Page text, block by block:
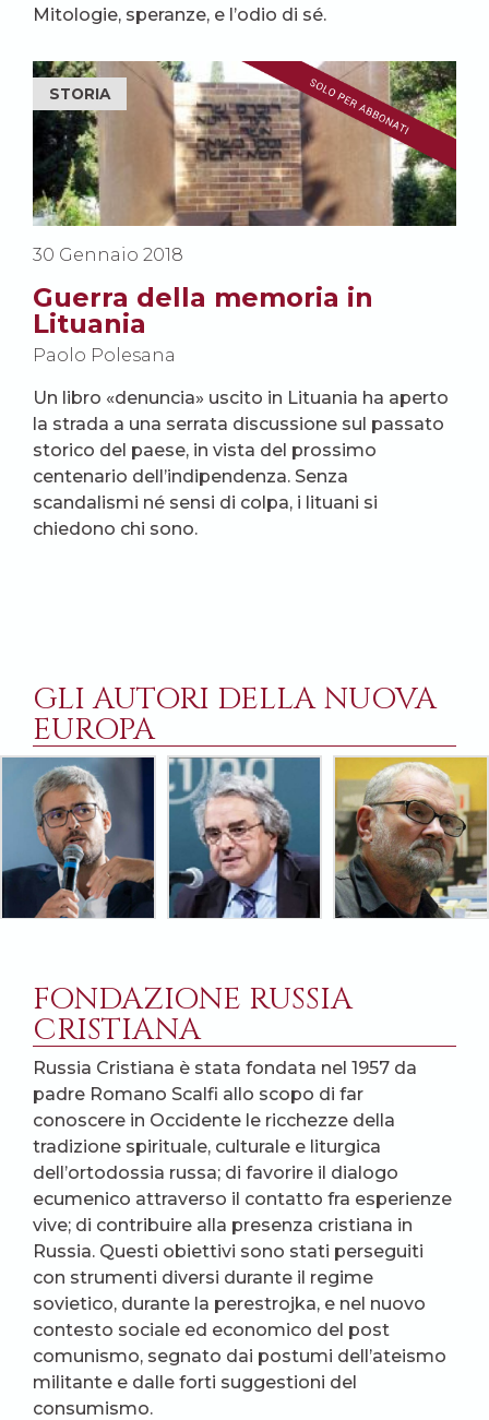
Mitologie, speranze, e l’odio di sé.
STORIA
30 Gennaio 2018
Guerra della memoria in
Lituania
Paolo Polesana
Un libro «denuncia» uscito in Lituania ha aperto
la strada a una serrata discussione sul passato
storico del paese, in vista del prossimo
centenario dell’indipendenza. Senza
scandalismi né sensi di colpa, i lituani si
chiedono chi sono.
GLI AUTORI DELLA NUOVA
EUROPA
FONDAZIONE RUSSIA
CRISTIANA
Russia Cristiana è stata fondata nel 1957 da
padre Romano Scalfi allo scopo di far
conoscere in Occidente le ricchezze della
tradizione spirituale, culturale e liturgica
dell’ortodossia russa; di favorire il dialogo
ecumenico attraverso il contatto fra esperienze
vive; di contribuire alla presenza cristiana in
Russia. Questi obiettivi sono stati perseguiti
con strumenti diversi durante il regime
sovietico, durante la perestrojka, e nel nuovo
contesto sociale ed economico del post
comunismo, segnato dai postumi dell’ateismo
militante e dalle forti suggestioni del
consumismo.